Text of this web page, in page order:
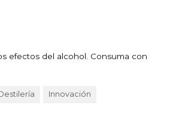
efectos del alcohol. Consuma con
Innovación